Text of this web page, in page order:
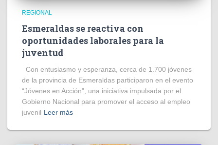
REGIONAL
Esmeraldas se reactiva con
oportunidades laborales para la
juventud
Con entusiasmo y esperanza, cerca de 1.700 jóvenes
de la provincia de Esmeraldas participaron en el evento
“Jóvenes en Acción”, una iniciativa impulsada por el
Gobierno Nacional para promover el acceso al empleo
juvenil Leer más